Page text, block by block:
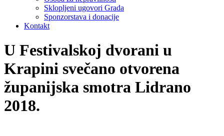
Sklopljeni ugovori Grada
Sponzorstava i donacije
Kontakt
U Festivalskoj dvorani u
Krapini svečano otvorena
županijska smotra Lidrano
2018.